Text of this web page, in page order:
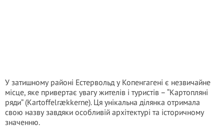
У затишному районі Естервольд у Копенгагені є незвичайне
місце, яке привертає увагу жителів і туристів – “Картопляні
ряди” (Kartoffelrækkerne). Ця унікальна ділянка отримала
свою назву завдяки особливій архітектурі та історичному
значенню.